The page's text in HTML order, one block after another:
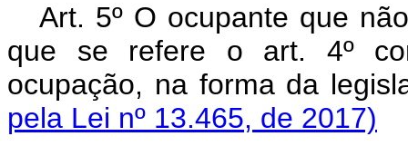
Art. 5º O ocupante que
que se refere o art. 4º
ocupação, na forma da
pela Lei nº 13.465, de 2017)